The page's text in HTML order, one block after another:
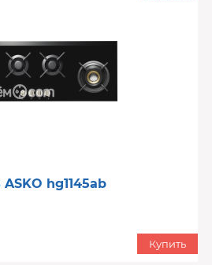
hg1145ab
Купить